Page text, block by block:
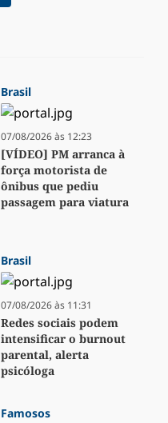
Brasil
07/08/2026 às 12:23
[VÍDEO] PM arranca à
força motorista de
ônibus que pediu
passagem para viatura
Brasil
07/08/2026 às 11:31
Redes sociais podem
intensificar o burnout
parental, alerta
psicóloga
Famosos